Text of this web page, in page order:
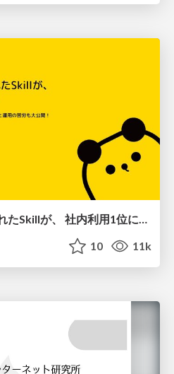
ふとした出会いで生まれたSkillが、 社内利用1位になるまで
10 11k